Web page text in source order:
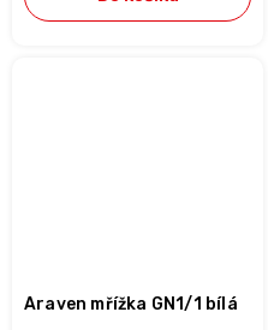
Araven mřížka GN1/1 bílá